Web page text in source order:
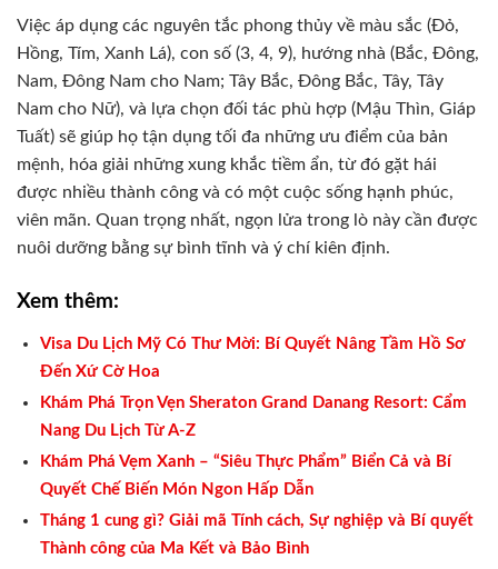
Việc áp dụng các nguyên tắc phong thủy về màu sắc (Đỏ,
Hồng, Tím, Xanh Lá), con số (3, 4, 9), hướng nhà (Bắc, Đông,
Nam, Đông Nam cho Nam; Tây Bắc, Đông Bắc, Tây, Tây
Nam cho Nữ), và lựa chọn đối tác phù hợp (Mậu Thìn, Giáp
Tuất) sẽ giúp họ tận dụng tối đa những ưu điểm của bản
mệnh, hóa giải những xung khắc tiềm ẩn, từ đó gặt hái
được nhiều thành công và có một cuộc sống hạnh phúc,
viên mãn. Quan trọng nhất, ngọn lửa trong lò này cần được
nuôi dưỡng bằng sự bình tĩnh và ý chí kiên định.
Xem thêm:
Visa Du Lịch Mỹ Có Thư Mời: Bí Quyết Nâng Tầm Hồ Sơ
Đến Xứ Cờ Hoa
Khám Phá Trọn Vẹn Sheraton Grand Danang Resort: Cẩm
Nang Du Lịch Từ A-Z
Khám Phá Vẹm Xanh – “Siêu Thực Phẩm” Biển Cả và Bí
Quyết Chế Biến Món Ngon Hấp Dẫn
Tháng 1 cung gì? Giải mã Tính cách, Sự nghiệp và Bí quyết
Thành công của Ma Kết và Bảo Bình